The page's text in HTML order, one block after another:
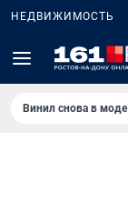
НЕДВИЖИМОСТЬ
Винил снова в моде